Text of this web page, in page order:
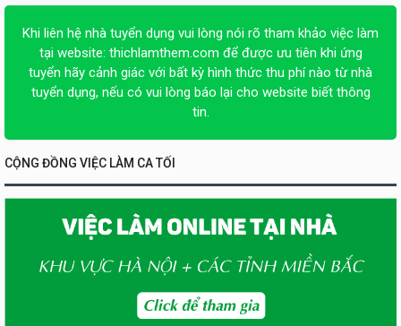
Khi liên hệ nhà tuyển dụng vui lòng nói rõ tham khảo việc làm
tại website: thichlamthem.com để được ưu tiên khi ứng
tuyển hãy cảnh giác với bất kỳ hình thức thu phí nào từ nhà
tuyển dụng, nếu có vui lòng báo lại cho website biết thông
tin.
CỘNG ĐỒNG VIỆC LÀM CA TỐI